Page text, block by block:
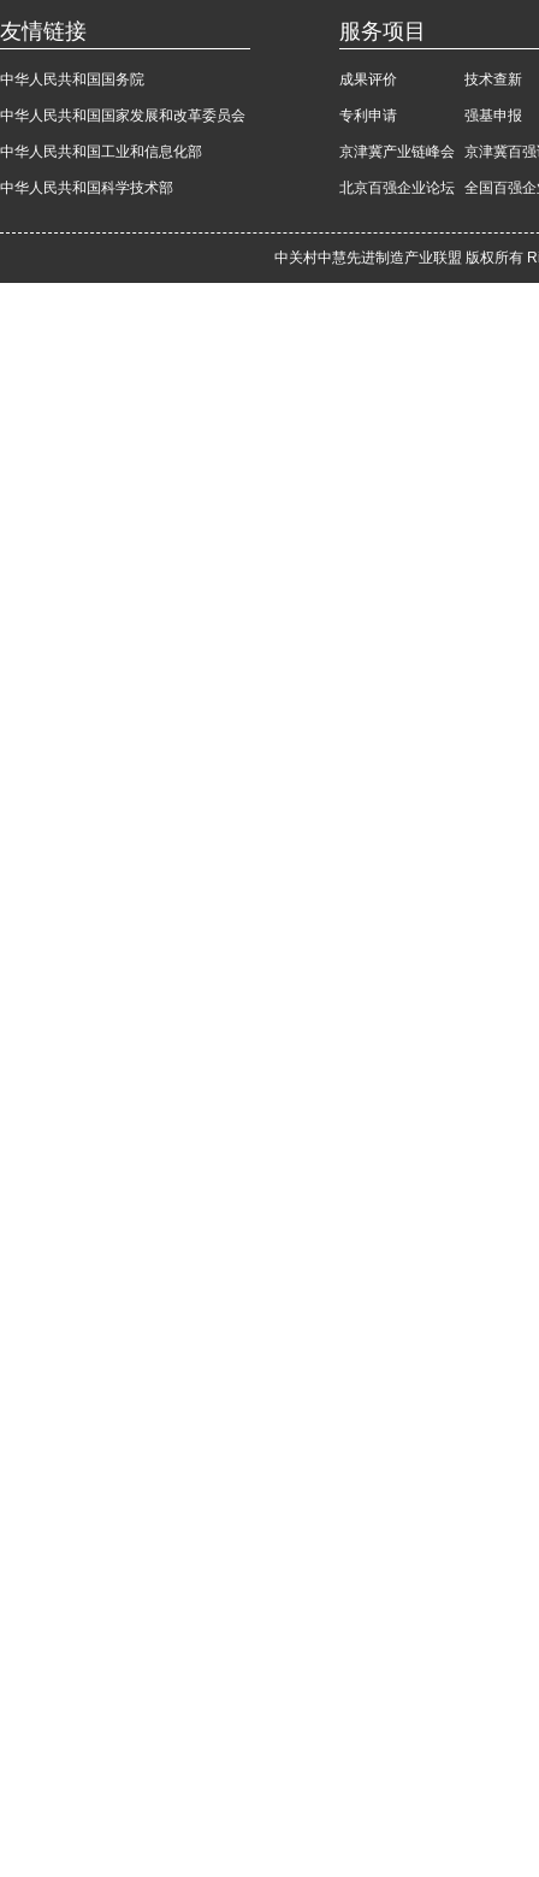
友情链接
中华人民共和国国务院
中华人民共和国国家发展和改革委员会
中华人民共和国工业和信息化部
中华人民共和国科学技术部
服务项目
成果评价 技术查新
专利申请 强基申报
京津冀产业链峰会 京津冀百
北京百强企业论坛 全国百强
中关村中慧先进制造产业联盟 版权所有